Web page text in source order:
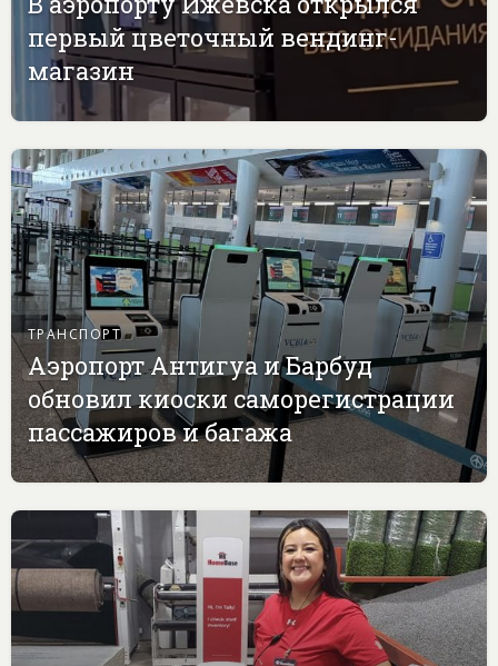
первый цветочный вендинг-
магазин
ТРАНСПОРТ
Аэропорт Антигуа и Барбуд
обновил киоски саморегистрации
пассажиров и багажа